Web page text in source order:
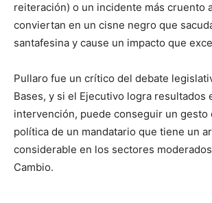
reiteración) o un incidente más cruento
conviertan en un cisne negro que
santafesina y cause un impacto que
Pullaro fue un crítico del debate
Bases, y si el Ejecutivo logra resultados
intervención, puede conseguir un gesto
política de un mandatario que tiene un
considerable en los sectores
Cambio.